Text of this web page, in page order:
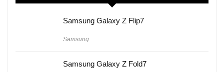
Samsung Galaxy Z Flip7
Samsung
Samsung Galaxy Z Fold7